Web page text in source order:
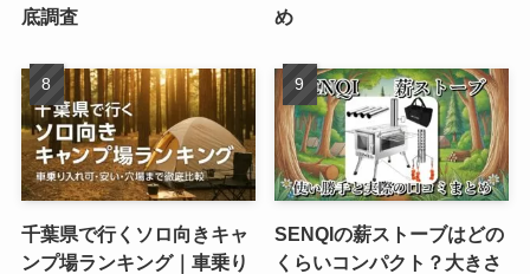
底調査
め
千葉県で行くソロ向きキャ
ンプ場ランキング｜車乗り
SENQIの薪ストーブはどの
くらいコンパクト？大きさ